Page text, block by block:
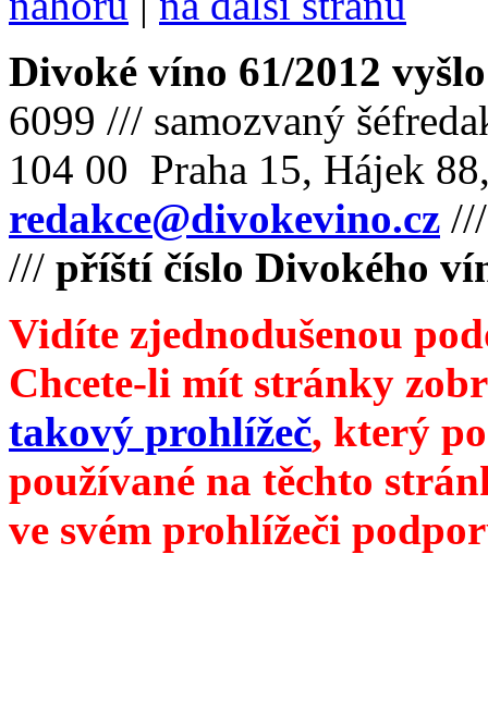
Divoké víno 61/2012
6099 /// samozvaný
104 00 Praha 15, Hájek
redakce@divokevino.cz
/// příští číslo Divokého
Vidíte zjednodušenou
Chcete-li mít stránky
takový prohlížeč, který
používané na těchto
ve svém prohlížeči